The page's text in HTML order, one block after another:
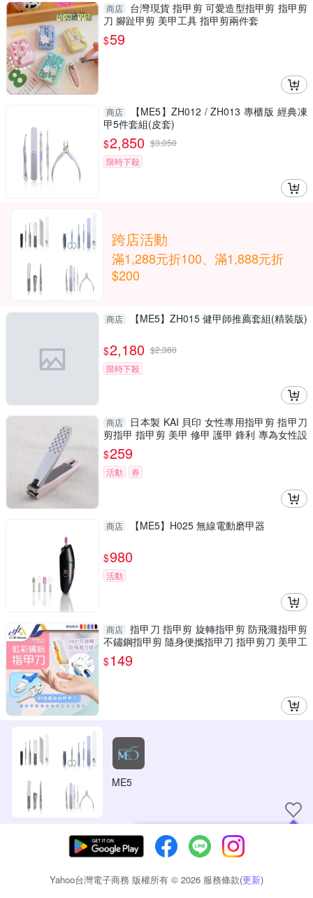
商店
台灣現貨 指甲剪 可愛造型指甲剪 指甲剪
刀 腳趾甲剪 美甲工具 指甲剪兩件套
$59
商店
【ME5】ZH012 / ZH013 專櫃版 經典凍
甲5件套組(皮套)
$2,850 $3,050
限時下殺
跨店活動
滿1,288元折100、滿1,888元折
$200
商店 【ME5】ZH015 健甲師推薦套組(精裝版)
$2,180 $2,380
限時下殺
商店
日本製 KAI 貝印 女性專用指甲剪 指甲刀
剪指甲 指甲剪 美甲 修甲 護甲 鋒利 專為女性設
計 指甲剪
$259
活動 券
商店 【ME5】H025 無線電動磨甲器
$980
活動
商店 指甲刀 指甲剪 旋轉指甲剪 防飛濺指甲剪
不鏽鋼指甲剪 隨身便攜指甲刀 指甲剪刀 美甲工
具
$149
ME5
現在可以追蹤你喜愛的商店！
Yahoo台灣電子商務 版權所有 © 2026 服務條款(更新)